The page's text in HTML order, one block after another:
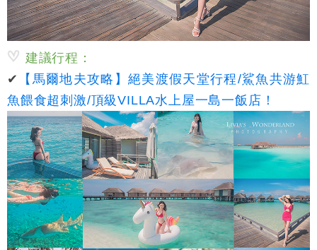
建議行程：
✔
【馬爾地夫攻略】絕美渡假天堂行程/鯊魚共游魟
魚餵食超刺激/頂級VILLA水上屋一島一飯店！